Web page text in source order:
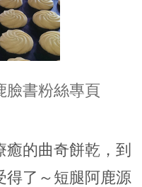
臉書粉絲專頁
的曲奇餅乾，到
得了～短腿阿鹿源